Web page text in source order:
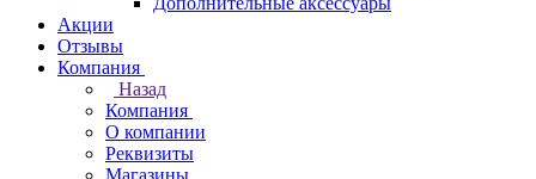
Акции
Отзывы
Компания
Назад
Компания
О компании
Реквизиты
Магазины